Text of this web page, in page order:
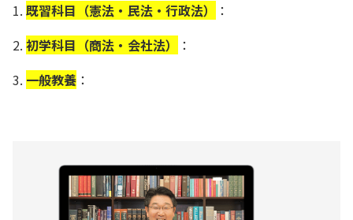
1.既習科目（憲法・民法・行政法）
：
2.初学科目（商法・会社法）
：
3. 一般教養 ：